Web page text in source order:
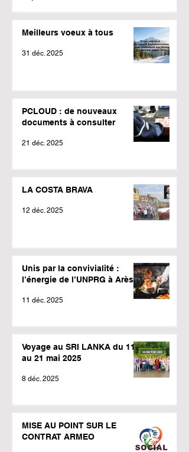
Meilleurs voeux à tous
31 déc. 2025
PCLOUD : de nouveaux
documents à consulter
21 déc. 2025
LA COSTA BRAVA
12 déc. 2025
Unis par la convivialité :
l’énergie de l’UNPRG à Arès !
11 déc. 2025
Voyage au SRI LANKA du 11
au 21 mai 2025
8 déc. 2025
MISE AU POINT SUR LE
CONTRAT ARMEO